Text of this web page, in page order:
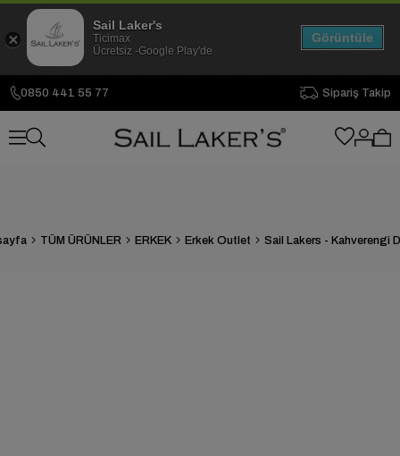
0850 441 55 77 Sipariş Takip
TÜM ÜRÜNLER ERKEK Erkek Outlet
Sail Laker's
Ticimax
Ücretsiz -Google Play'de
Görüntüle